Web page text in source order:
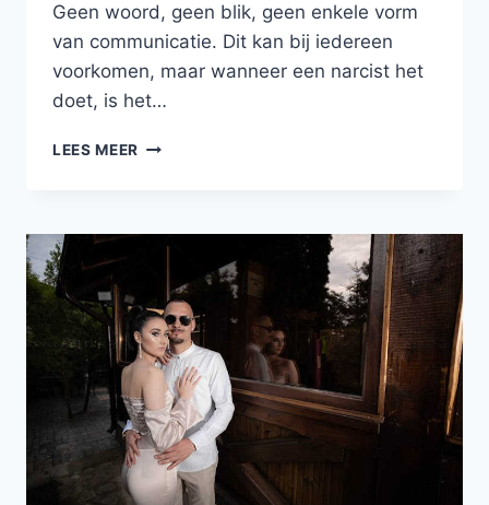
Geen woord, geen blik, geen enkele vorm
van communicatie. Dit kan bij iedereen
voorkomen, maar wanneer een narcist het
doet, is het…
LEES MEER STILTEBEHANDELING
WAPEN
MANIPULATIE